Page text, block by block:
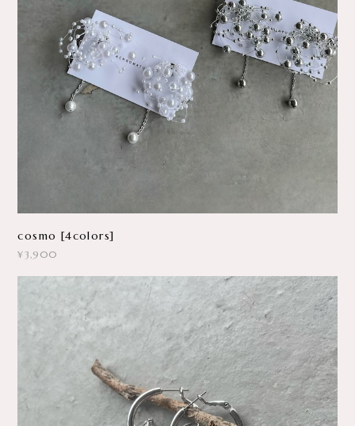
cosmo [4colors]
¥3,900